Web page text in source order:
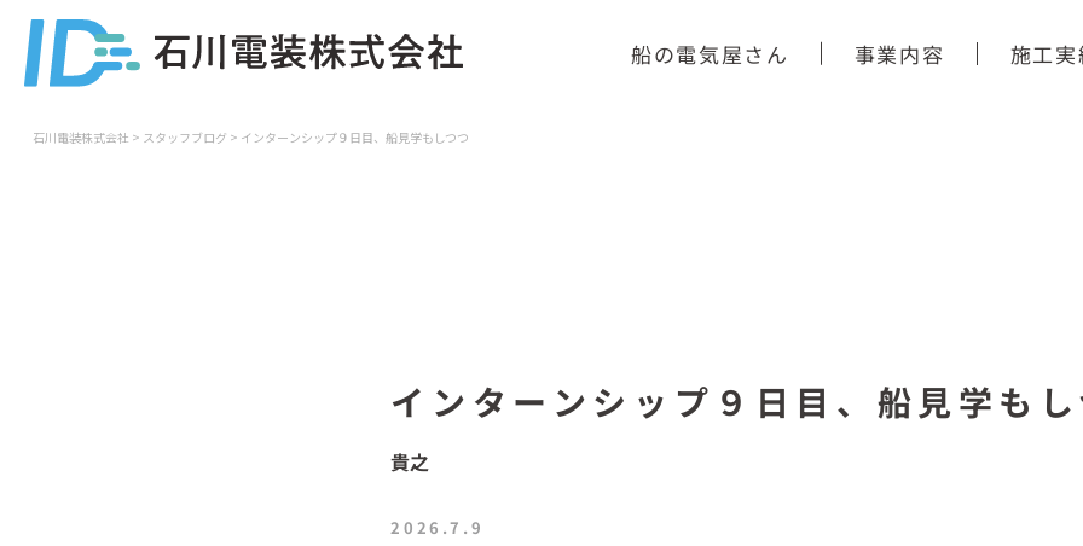
船の電気屋さん 事業内容 施工実
石川電装株式会社 > スタッフブログ > インターンシップ９日目、船見学もしつつ
インターンシップ９日目、船見学も
貴之
2026.7.9